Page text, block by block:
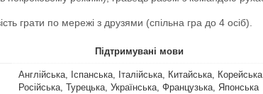
грати по мережі з друзями (спільна гра до 4 осіб).
Підтримувані мови
Англійська, Іспанська, Італійська, Китайська,
Російська, Турецька, Українська, Французька, Японська